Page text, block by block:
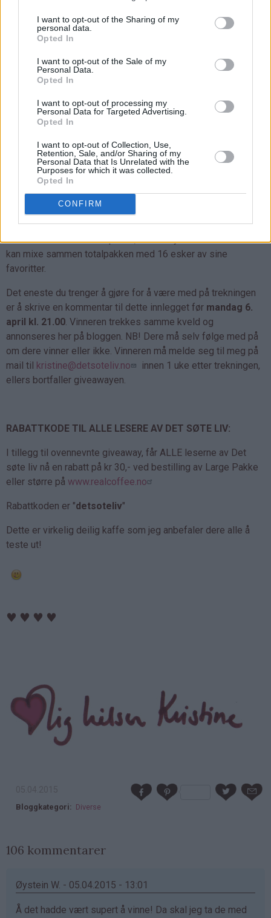
I want to opt-out of the Sharing of my
personal data.
Opted In
I want to opt-out of the Sale of my
Personal Data.
Opted In
I want to opt-out of processing my
Personal Data for Targeted Advertising.
Opted In
I want to opt-out of Collection, Use,
Retention, Sale, and/or Sharing of my
Personal Data that Is Unrelated with the
Purposes for which it was collected.
Opted In
CONFIRM
Har du lyst til å teste ut kaffe fra Real Coffee
Real Coffee deler i dag ut en fantastisk flott giveaway til en
av Det søte livs lesere, som kan få en Large Pakke med
kaffekapsler tilsendt helt gratis! Large Pakken inneholder 16
esker à 10 kapsler kaffe - altså 160 kaffekapsler av
supreste kvalitet sendt hjem til din adresse.
Dette er en "bland selv"-pakke, som betyr at vinneren selv
kan mixe sammen totalpakken med 16 esker av sine
favoritter.
Det eneste du trenger å gjøre for å være med på trekningen
er å skrive en kommentar til dette innlegget før mandag 6.
april kl. 21.00. Vinneren trekkes samme kveld og
annonseres her på bloggen. NB! Dere må selv følge med på
om dere vinner eller ikke. Vinneren må melde seg til meg på
mail til kristine@detsoteliv.no
innen 1 uke etter trekningen,
ellers bortfaller giveawayen.
RABATTKODE TIL ALLE LESERE AV DET SØTE LIV:
I tillegg til ovennevnte giveaway, får ALLE leserne av Det
søte liv nå en rabatt på kr 30,- ved bestilling av Large Pakke
eller større på www.realcoffee.no
Rabattkoden er "detsoteliv"
Dette er virkelig deilig kaffe som jeg anbefaler dere alle å
teste ut!
♥ ♥ ♥ ♥
Bloggkategori Diverse
106 kommentarer
Øystein W. - 05.04.2015 - 13:01
Å det hadde vært supert å vinne! Da skal jeg ta de med